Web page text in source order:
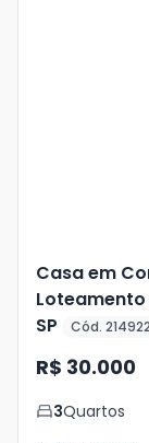
Casa em
SP
Cód. 214922
R$ 30.000
3Quartos